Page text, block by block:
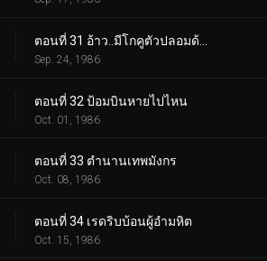
Sep. 24, 1986
ตอนที่ 32 ป้อมบินหายไปไหน
Oct. 01, 1986
ตอนที่ 33 ตำนานเทพมังกร
Oct. 08, 1986
ตอนที่ 34 เรดริบบ้อนผู้อำมหิต
Oct. 15, 1986